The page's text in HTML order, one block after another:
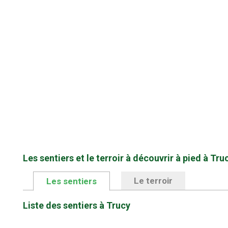
Les sentiers et le terroir à découvrir à pied à
Les sentiers Le terroir
Liste des sentiers à Trucy